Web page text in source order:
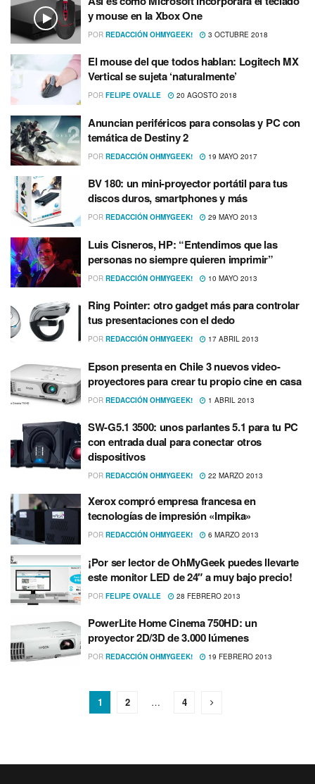
y mouse en la Xbox One
POR REDACCIÓN OHMYGEEK! 3 OCTUBRE 2018
El mouse del que todos hablan: Logitech MX
Vertical se sujeta ‘naturalmente’
POR FELIPE OVALLE 20 AGOSTO 2018
Anuncian periféricos para consolas y PC con
temática de Destiny 2
POR REDACCIÓN OHMYGEEK! 19 MAYO 2017
BV 180: un mini-proyector portátil para tus
discos duros, smartphones y más
POR REDACCIÓN OHMYGEEK! 29 MAYO 2013
Luis Cisneros, HP: “Entendimos que las
personas no siempre quieren imprimir”
POR REDACCIÓN OHMYGEEK! 10 MAYO 2013
Ring Pointer: otro gadget más para controlar
tus presentaciones con el dedo
POR REDACCIÓN OHMYGEEK! 17 ABRIL 2013
Epson presenta en Chile 3 nuevos video-
proyectores para crear tu propio cine en casa
POR REDACCIÓN OHMYGEEK! 1 ABRIL 2013
SW-G5.1 3500: unos parlantes 5.1 para tu PC
con entrada dual para conectar otros
dispositivos
POR REDACCIÓN OHMYGEEK! 22 MARZO 2013
Xerox compró empresa francesa en
tecnologí­as de impresión «Impika»
POR REDACCIÓN OHMYGEEK! 6 MARZO 2013
¡Por ser lector de OhMyGeek puedes llevarte
este monitor LED de 24″ a muy bajo precio!
POR FELIPE OVALLE 28 FEBRERO 2013
PowerLite Home Cinema 750HD: un
proyector 2D/3D de 3.000 lúmenes
POR REDACCIÓN OHMYGEEK! 19 FEBRERO 2013
1 2 … 4